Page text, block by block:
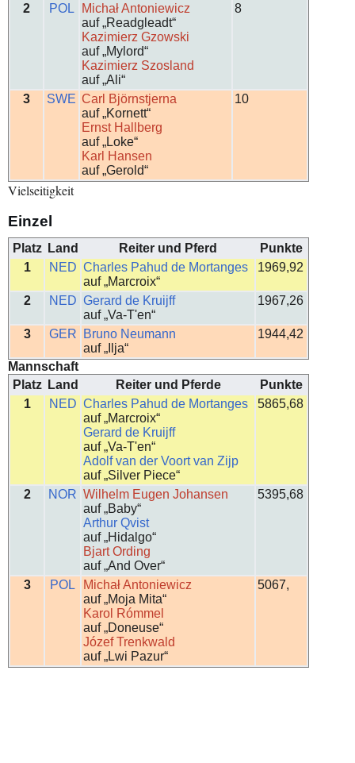
2 POL
Michał Antoniewicz
auf „Readgleadt“
Kazimierz Gzowski
auf „Mylord“
Kazimierz Szosland
auf „Ali“
8
3 SWE Carl Björnstjerna
auf „Kornett“
Ernst Hallberg
auf „Loke“
Karl Hansen
auf „Gerold“
10
Vielseitigkeit
Einzel
Platz Land Reiter und Pferd
Punkte
1
NED Charles Pahud de Mortanges
auf „Marcroix“
1969,92
2 NED Gerard de Kruijff
auf „Va-T'en“
1967,26
3 GER
Bruno Neumann
auf „Ilja“
1944,42
Mannschaft
Platz
Land Reiter und Pferde
Punkte
1
NED Charles Pahud de Mortanges
auf „Marcroix“
Gerard de Kruijff
auf „Va-T'en“
Adolf van der Voort van Zijp
auf „Silver Piece“
5865,68
2 NOR Wilhelm Eugen Johansen
auf „Baby“
Arthur Qvist
auf „Hidalgo“
Bjart Ording
auf „And Over“
5395,68
3 POL
Michał Antoniewicz
auf „Moja Mita“
Karol Rómmel
auf „Doneuse“
Józef Trenkwald
auf „Lwi Pazur“
5067,